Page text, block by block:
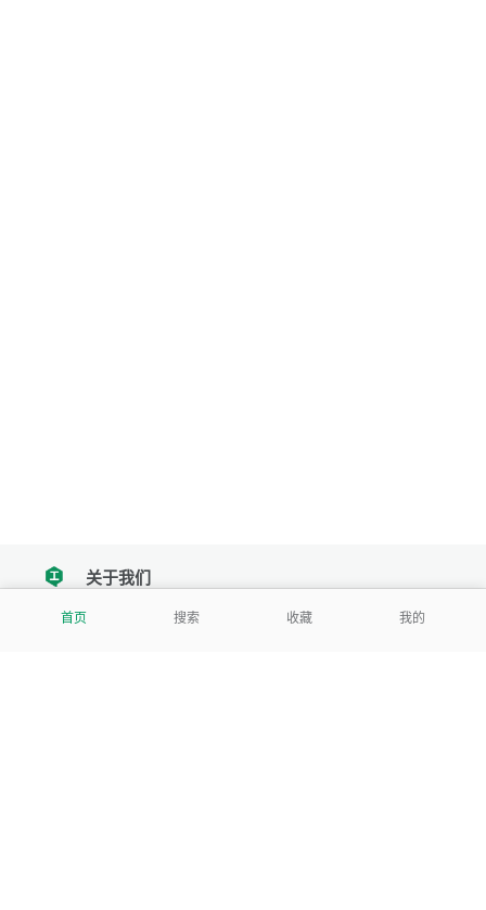
首页 搜索 收藏 我的
tencent关于我们
我们努力把每一个工具做成批量处理的产品